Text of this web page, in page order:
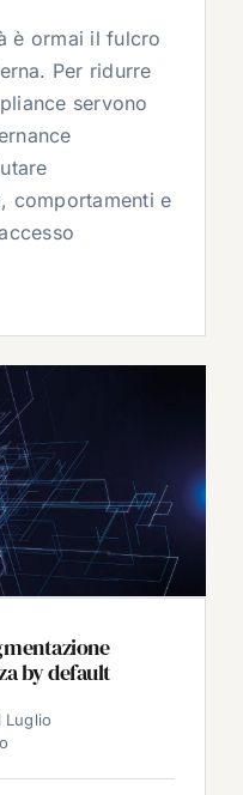
è ormai il fulcro
Per ridurre
servono
comportamenti e
by default
Luglio